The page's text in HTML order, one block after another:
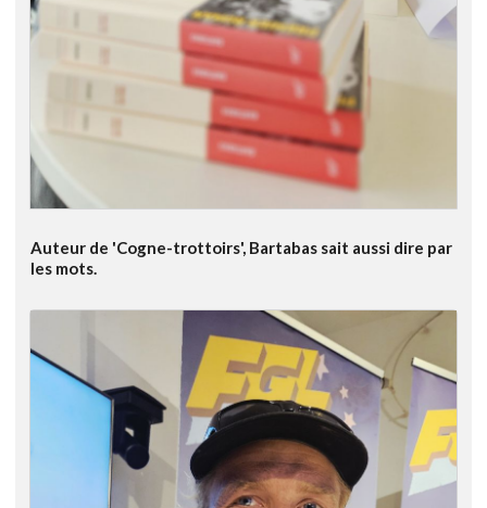
Auteur de 'Cogne-trottoirs', Bartabas sait aussi dire par
les mots.